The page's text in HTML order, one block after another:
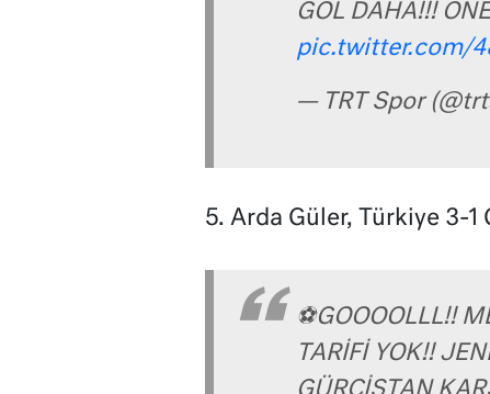
GOL DAHA!!!
pic.twitter.com/
— TRT Spor
5. Arda Güler, Türkiye 3-1
⚽GOOOOLLL!!
TARİFİ YOK!!